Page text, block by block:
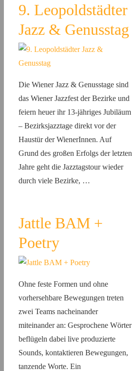
9. Leopoldstädter
Jazz & Genusstag
Die Wiener Jazz & Genusstage sind
das Wiener Jazzfest der Bezirke und
feiern heuer ihr 13-jähriges Jubiläum
– Bezirksjazztage direkt vor der
Haustür der WienerInnen. Auf
Grund des großen Erfolgs der letzten
Jahre geht die Jazztagstour wieder
durch viele Bezirke, …
Jattle BAM +
Poetry
Ohne feste Formen und ohne
vorhersehbare Bewegungen treten
zwei Teams nacheinander
miteinander an: Gesprochene Wörter
beflügeln dabei live produzierte
Sounds, kontaktieren Bewegungen,
tanzende Worte. Ein